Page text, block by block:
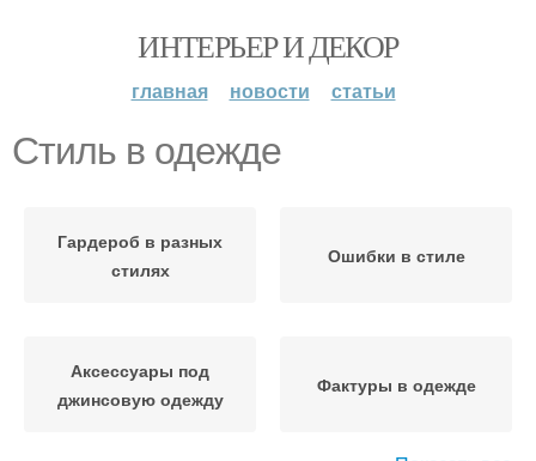
ИНТЕРЬЕР И ДЕКОР
главная новости статьи
Стиль в одежде
Гардероб в разных
стилях
Ошибки в стиле
Аксессуары под
джинсовую одежду
Фактуры в одежде